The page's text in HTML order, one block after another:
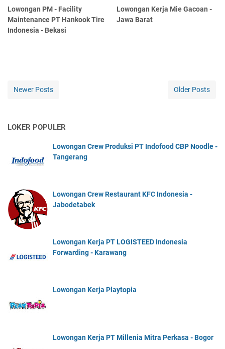
Lowongan PM - Facility
Maintenance PT Hankook Tire
Indonesia - Bekasi
Lowongan Kerja Mie Gacoan -
Jawa Barat
Newer Posts Older Posts
LOKER POPULER
Lowongan Crew Produksi PT Indofood CBP Noodle -
Tangerang
Lowongan Crew Restaurant KFC Indonesia -
Jabodetabek
Lowongan Kerja PT LOGISTEED Indonesia
Forwarding - Karawang
Lowongan Kerja Playtopia
Lowongan Kerja PT Millenia Mitra Perkasa - Bogor